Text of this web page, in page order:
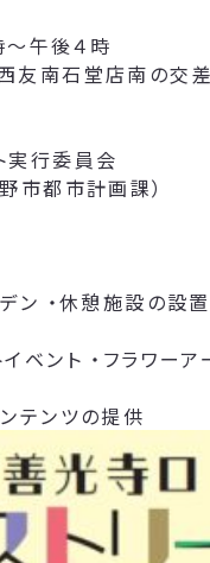
午後４時
友南石堂店南の交
実行委員会
市都市計画課）
・休憩施設の設置
ント ・フラワーア
テンツの提供